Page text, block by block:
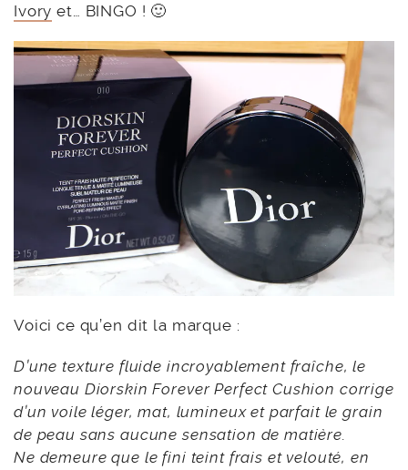
Ivory et… BINGO ! 🙂
Voici ce qu’en dit la marque :
D’une texture fluide incroyablement fraîche, le
nouveau Diorskin Forever Perfect Cushion corrige
d’un voile léger, mat, lumineux et parfait le grain
de peau sans aucune sensation de matière.
Ne demeure que le fini teint frais et velouté, en